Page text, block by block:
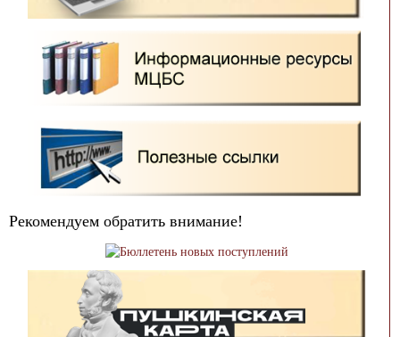
Рекомендуем обратить внимание!